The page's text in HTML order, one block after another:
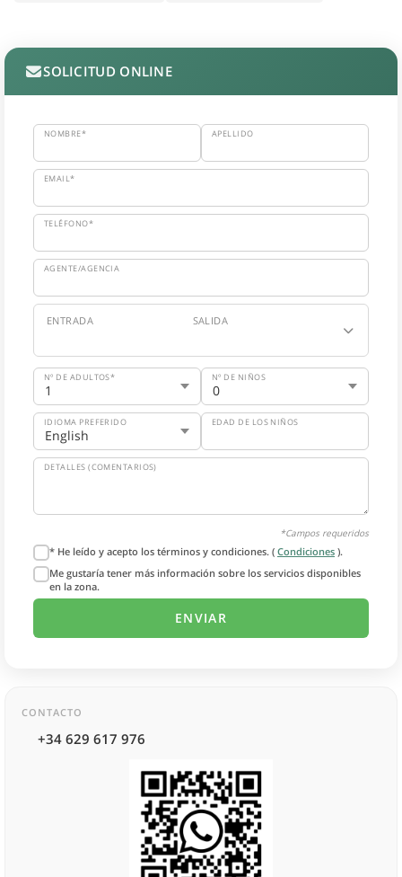
SOLICITUD ONLINE
NOMBRE* APELLIDO
EMAIL*
TELÉFONO*
AGENTE/AGENCIA
ENTRADA SALIDA
Nº DE ADULTOS* Nº DE NIÑOS
IDIOMA PREFERIDO EDAD DE LOS NIÑOS
DETALLES (COMENTARIOS)
*Campos requeridos
* He leído y acepto los términos y condiciones. ( Condiciones ).
Me gustaría tener más información sobre los servicios disponibles
en la zona.
CONTACTO
+34 629 617 976